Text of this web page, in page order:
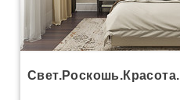
Свет.Роскошь.Красота.